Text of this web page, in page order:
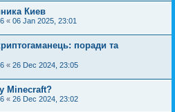
Киев
« 06 Jan 2025, 23:01
поради та
« 26 Dec 2024, 23:05
Minecraft?
« 26 Dec 2024, 23:02